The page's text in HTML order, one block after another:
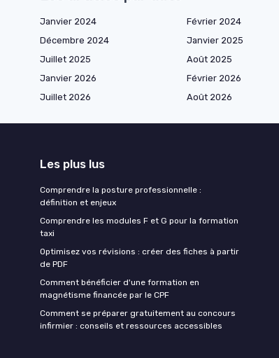
Janvier 2024 Février 2024
Décembre 2024
Janvier 2025
Juillet 2025
Août 2025
Janvier 2026
Février 2026
Juillet 2026
Août 2026
Les plus lus
Comprendre la posture professionnelle :
définition et enjeux
Comprendre les modules F et G pour la formation
taxi
Optimisez vos révisions : créer des fiches à partir
de PDF
Comment bénéficier d'une formation en
magnétisme financée par le CPF
Comment se préparer gratuitement au concours
infirmier : conseils et ressources accessibles